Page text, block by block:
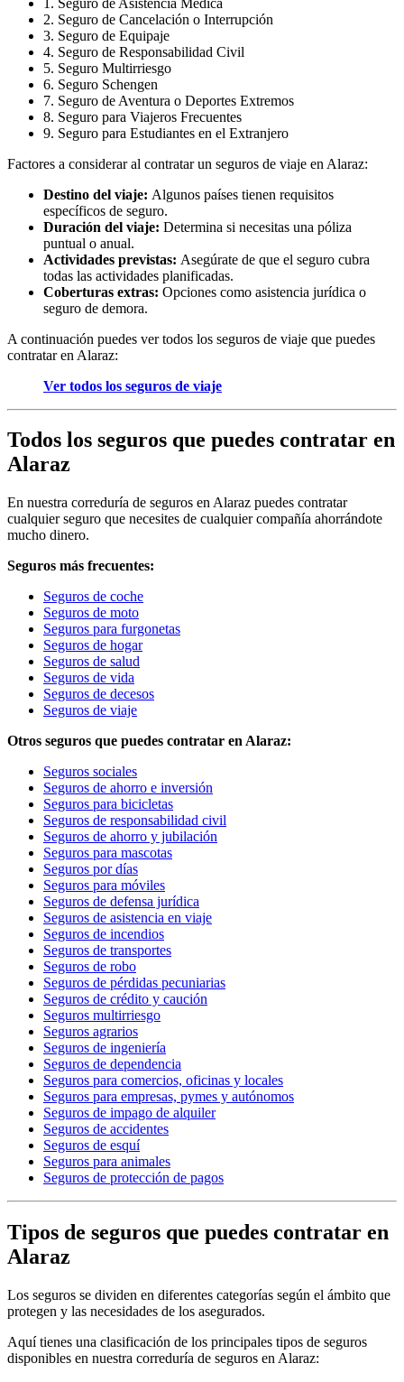
2. Seguro de Cancelación o Interrupción
3. Seguro de Equipaje
4. Seguro de Responsabilidad Civil
5. Seguro Multirriesgo
6. Seguro Schengen
7. Seguro de Aventura o Deportes Extremos
8. Seguro para Viajeros Frecuentes
9. Seguro para Estudiantes en el Extranjero
Factores a considerar al contratar un seguros de viaje en Alaraz:
Destino del viaje: Algunos países tienen requisitos
específicos de seguro.
Duración del viaje: Determina si necesitas una póliza
puntual o anual.
Actividades previstas: Asegúrate de que el seguro cubra
todas las actividades planificadas.
Coberturas extras: Opciones como asistencia jurídica o
seguro de demora.
A continuación puedes ver todos los seguros de viaje que puedes
contratar en Alaraz:
Ver todos los seguros de viaje
Todos los seguros que puedes contratar en
Alaraz
En nuestra correduría de seguros en Alaraz puedes contratar
cualquier seguro que necesites de cualquier compañía ahorrándote
mucho dinero.
Seguros más frecuentes:
Seguros de coche
Seguros de moto
Seguros para furgonetas
Seguros de hogar
Seguros de salud
Seguros de vida
Seguros de decesos
Seguros de viaje
Otros seguros que puedes contratar en Alaraz:
Seguros sociales
Seguros de ahorro e inversión
Seguros para bicicletas
Seguros de responsabilidad civil
Seguros de ahorro y jubilación
Seguros para mascotas
Seguros por días
Seguros para móviles
Seguros de defensa jurídica
Seguros de asistencia en viaje
Seguros de incendios
Seguros de transportes
Seguros de robo
Seguros de pérdidas pecuniarias
Seguros de crédito y caución
Seguros multirriesgo
Seguros agrarios
Seguros de ingeniería
Seguros de dependencia
Seguros para comercios, oficinas y locales
Seguros para empresas, pymes y autónomos
Seguros de impago de alquiler
Seguros de accidentes
Seguros de esquí
Seguros para animales
Seguros de protección de pagos
Tipos de seguros que puedes contratar en
Alaraz
Los seguros se dividen en diferentes categorías según el ámbito que
protegen y las necesidades de los asegurados.
Aquí tienes una clasificación de los principales tipos de seguros
disponibles en nuestra correduría de seguros en Alaraz: